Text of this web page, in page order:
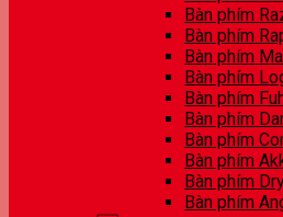
Bàn phím
Bàn phím
Bàn phím
Bàn phím
Bàn phím
Bàn phím
Bàn phím
Bàn phím
Bàn phím
Bàn phím